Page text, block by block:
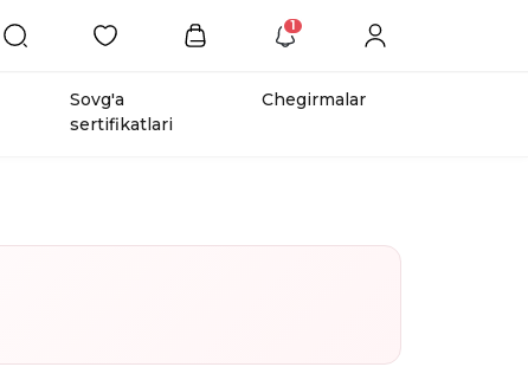
1
Sovg'a
sertifikatlari
Chegirmalar